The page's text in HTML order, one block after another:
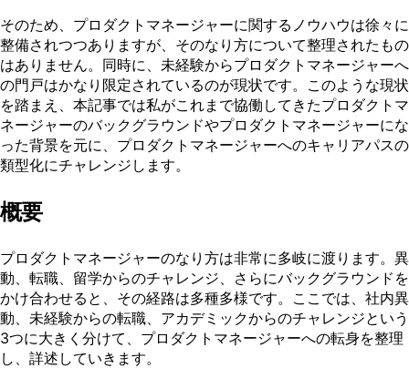
そのため、プロダクトマネージャーに関するノウハウは徐々に
整備されつつありますが、そのなり方について整理されたもの
はありません。同時に、未経験からプロダクトマネージャーへ
の門戸はかなり限定されているのが現状です。このような現状
を踏まえ、本記事では私がこれまで協働してきたプロダクトマ
ネージャーのバックグラウンドやプロダクトマネージャーにな
った背景を元に、プロダクトマネージャーへのキャリアパスの
類型化にチャレンジします。
概要
プロダクトマネージャーのなり方は非常に多岐に渡ります。異
動、転職、留学からのチャレンジ、さらにバックグラウンドを
かけ合わせると、その経路は多種多様です。ここでは、社内異
動、未経験からの転職、アカデミックからのチャレンジという
3つに大きく分けて、プロダクトマネージャーへの転身を整理
し、詳述していきます。